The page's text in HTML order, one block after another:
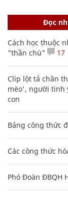
Đọc
Cách học thuộc
"thần chú"
17
Clip lột tả chân
mèo', người tinh
con
Bảng công thức
Các công thức
Phó Đoàn ĐBQH